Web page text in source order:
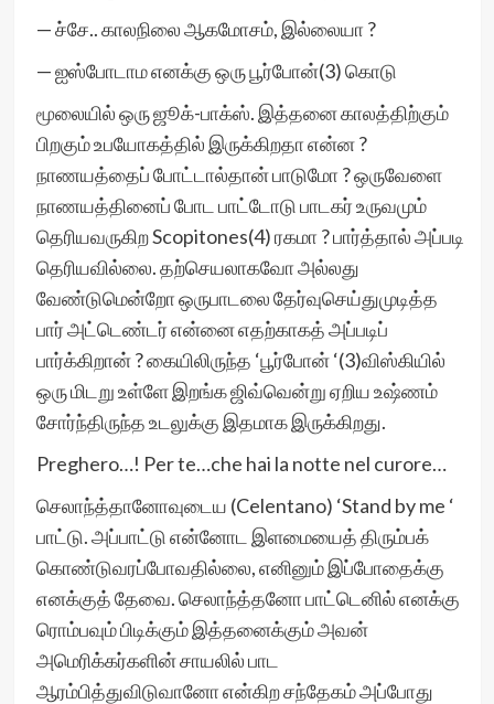
— ச்சே.. காலநிலை ஆகமோசம், இல்லையா ?
— ஐஸ்போடாம எனக்கு ஒரு பூர்போன்(3) கொடு
மூலையில் ஒரு ஜூக்-பாக்ஸ். இத்தனை காலத்திற்கும்
பிறகும் உபயோகத்தில் இருக்கிறதா என்ன ?
நாணயத்தைப் போட்டால்தான் பாடுமோ ? ஒருவேளை
நாணயத்தினைப் போட பாட்டோடு பாடகர் உருவமும்
தெரியவருகிற Scopitones(4) ரகமா ? பார்த்தால் அப்படி
தெரியவில்லை. தற்செயலாகவோ அல்லது
வேண்டுமென்றோ ஒருபாடலை தேர்வுசெய்துமுடித்த
பார் அட்டெண்டர் என்னை எதற்காகத் அப்படிப்
பார்க்கிறான் ? கையிலிருந்த ‘பூர்போன் ‘(3)விஸ்கியில்
ஒரு மிடறு உள்ளே இறங்க ஜிவ்வென்று ஏறிய உஷ்ணம்
சோர்ந்திருந்த உடலுக்கு இதமாக இருக்கிறது.
Preghero…! Per te…che hai la notte nel curore…
செலாந்த்தானோவுடைய (Celentano) ‘Stand by me ‘
பாட்டு. அப்பாட்டு என்னோட இளமையைத் திரும்பக்
கொண்டுவரப்போவதில்லை, எனினும் இப்போதைக்கு
எனக்குத் தேவை. செலாந்த்தனோ பாட்டெனில் எனக்கு
ரொம்பவும் பிடிக்கும் இத்தனைக்கும் அவன்
அமெரிக்கர்களின் சாயலில் பாட
ஆரம்பித்துவிடுவானோ என்கிற சந்தேகம் அப்போது